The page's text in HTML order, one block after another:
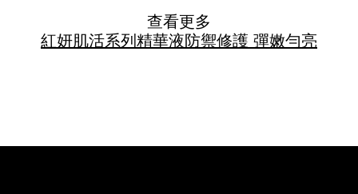
查看更多
紅妍肌活系列 精華液防禦修護 彈嫩勻亮